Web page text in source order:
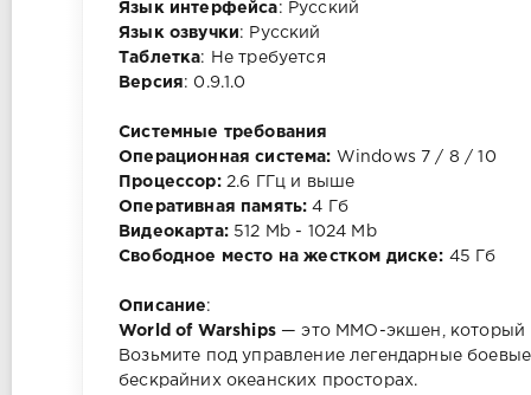
Язык интерфейса: Русский
Язык озвучки: Русский
Таблетка: Не требуется
Версия: 0.9.1.0
Системные требования
Операционная система: Windows 7 / 8 / 10
Процессор:2.6 ГГц и выше
Оперативная память: 4 Гб
Видеокарта:512 Mb - 1024 Mb
Свободное место на жестком диске: 45 Гб
Описание:
World of Warships— это ММО-экшен, который
Возьмите под управление легендарные
бескрайних океанских просторах.